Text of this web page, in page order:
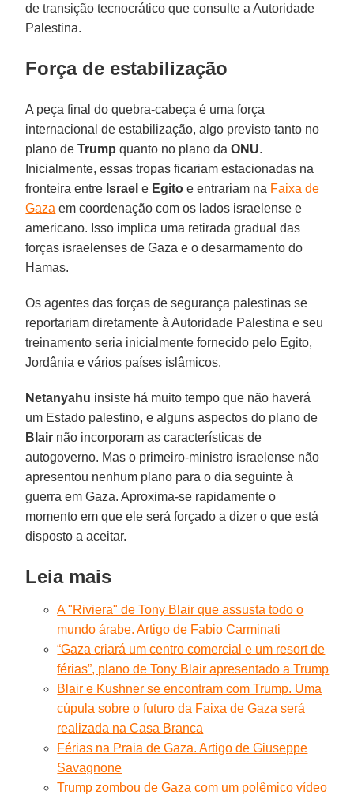
de transição tecnocrático que consulte a Autoridade
Palestina.
Força de estabilização
A peça final do quebra-cabeça é uma força
internacional de estabilização, algo previsto tanto no
plano deTrump quanto no plano daONU.
Inicialmente, essas tropas ficariam estacionadas na
fronteira entre Israel e Egito e entrariam na Faixa de
Gaza em coordenação com os lados israelense e
americano. Isso implica uma retirada gradual das
forças israelenses de Gaza e o desarmamento do
Hamas.
Os agentes das forças de segurança palestinas se
reportariam diretamente à Autoridade Palestina e seu
treinamento seria inicialmente fornecido pelo Egito,
Jordânia e vários países islâmicos.
Netanyahu insiste há muito tempo que não haverá
um Estado palestino, e alguns aspectos do plano de
Blair não incorporam as características de
autogoverno. Mas o primeiro-ministro israelense não
apresentou nenhum plano para o dia seguinte à
guerra em Gaza. Aproxima-se rapidamente o
momento em que ele será forçado a dizer o que está
disposto a aceitar.
Leia mais
A "Riviera" de Tony Blair que assusta todo o
mundo árabe. Artigo de Fabio Carminati
“Gaza criará um centro comercial e um resort de
férias”, plano de Tony Blair apresentado a Trump
Blair e Kushner se encontram com Trump. Uma
cúpula sobre o futuro da Faixa de Gaza será
realizada na Casa Branca
Férias na Praia de Gaza. Artigo de Giuseppe
Savagnone
Trump zombou de Gaza com um polêmico vídeo